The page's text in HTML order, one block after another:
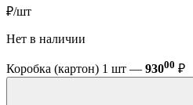
₽/шт
Нет в наличии
Коробка (картон) 1 шт — 93000 ₽